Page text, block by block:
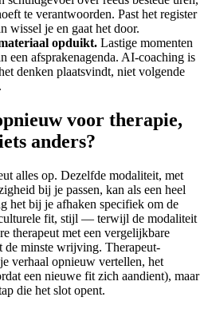
te verantwoorden. Past het register
wissel je en gaat het door.
opduikt. Lastige momenten
een afsprakenagenda. AI-coaching is
denken plaatsvindt, niet volgende
voor therapie,
anders?
alles op. Dezelfde modaliteit, met
bij je passen, kan als een heel
het bij je afhaken specifiek om de
fit, stijl — terwijl de modaliteit
therapeut met een vergelijkbare
de minste wrijving. Therapeut-
verhaal opnieuw vertellen, het
een nieuwe fit zich aandient), maar
die het slot opent.